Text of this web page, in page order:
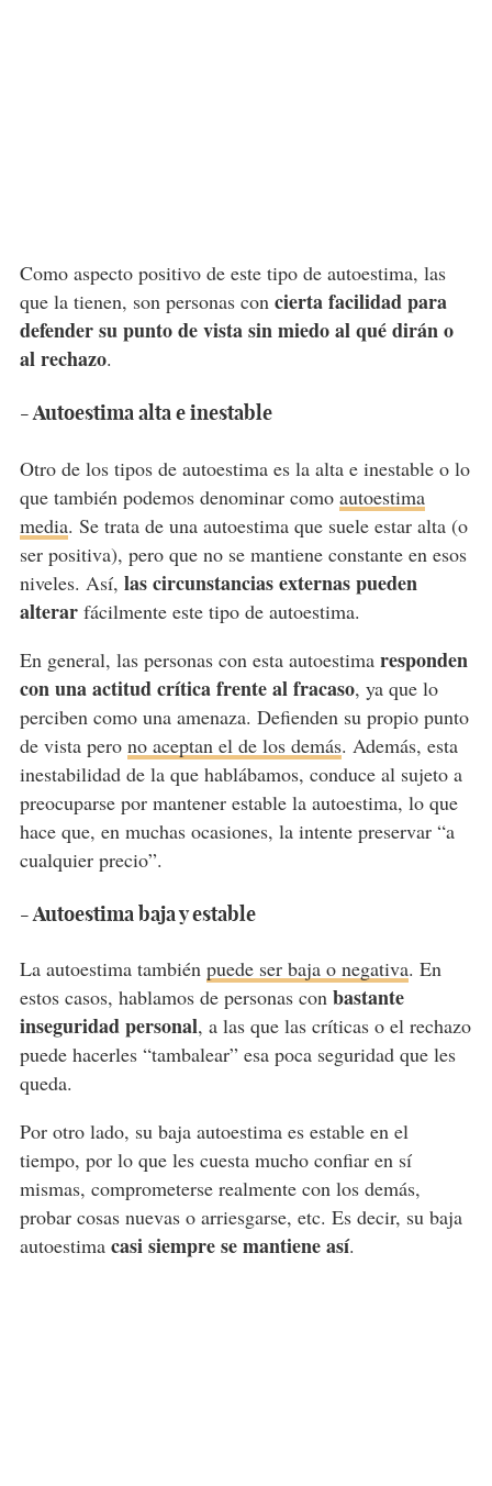
Como aspecto positivo de este tipo de autoestima, las
que la tienen, son personas con cierta facilidad para
defender su punto de vista sin miedo al qué dirán o
al rechazo.
- Autoestima alta e inestable
Otro de los tipos de autoestima es la alta e inestable o lo
que también podemos denominar como autoestima
media. Se trata de una autoestima que suele estar alta (o
ser positiva), pero que no se mantiene constante en esos
niveles. Así, las circunstancias externas pueden
alterarfácilmente este tipo de autoestima.
En general, las personas con esta autoestima responden
con una actitud crítica frente al fracaso, ya que lo
perciben como una amenaza. Defienden su propio punto
de vista pero no aceptan el de los demás. Además, esta
inestabilidad de la que hablábamos, conduce al sujeto a
preocuparse por mantener estable la autoestima, lo que
hace que, en muchas ocasiones, la intente preservar “a
cualquier precio”.
- Autoestima baja y estable
La autoestima también puede ser baja o negativa. En
estos casos, hablamos de personas con bastante
inseguridad personal, a las que las críticas o el rechazo
puede hacerles “tambalear” esa poca seguridad que les
queda.
Por otro lado, su baja autoestima es estable en el
tiempo, por lo que les cuesta mucho confiar en sí
mismas, comprometerse realmente con los demás,
probar cosas nuevas o arriesgarse, etc. Es decir, su baja
autoestima casi siempre se mantiene así.